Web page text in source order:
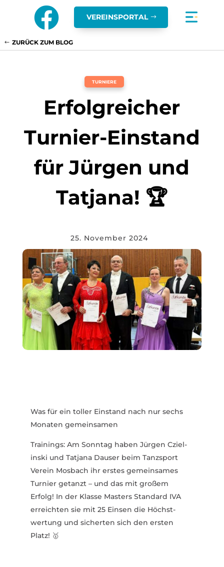
 VEREINSPORTAL
ZURÜCK ZUM BLOG
TURNIERE
Erfolgreicher
Turnier-Einstand
für Jürgen und
Tatjana! 🏆
25. November 2024
Was für ein toller Einstand nach nur sechs
Monaten gemein­samen
Trai­nings: Am Sonntag haben Jürgen Cziel­
inski und Tatjana Dauser beim Tanz­sport
Verein Mosbach ihr erstes gemein­sames
Turnier getanzt – und das mit großem
Erfolg! In der Klasse Masters Standard IVA
erreichten sie mit 25 Einsen die Höchst­
wertung und sicherten sich den ersten
Platz! 🥇